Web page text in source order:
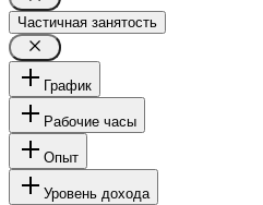
Частичная занятость
График
Рабочие часы
Опыт
Уровень дохода